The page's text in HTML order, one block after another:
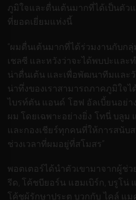
ภูมิใจและตื่นเต้นมากที่ได้เป็นตัว
ที่ยอดเยี่ยมแห่งนี้
“ผมตื่นเต้นมากที่ได้ร่วมงานกับกลุ่
เชลซี และหวังว่าจะได้พบปะและ
น่าตื่นเต้น และเพื่อพัฒนาทีมและ
น่าทึ่งของเราสามารถภาคภูมิใจ
ไบรท์ตัน แอนด์ โฮฟ อัลเบี้ยนอย่า
ผม โดยเฉพาะอย่างยิ่ง โทนี่ บลูม
และกองเชียร์ทุกคนที่ให้การสนับ
ช่วงเวลาที่ผมอยู่ที่สโมสร”
พอตเตอร์ได้นำตัวเขามาจากผู้ช่
รีด, โค้ชบียอร์น แฮมเบิร์ก, บรูโน่
โค้ชผู้รักษาประตู บวกกับ ไคล์ แม